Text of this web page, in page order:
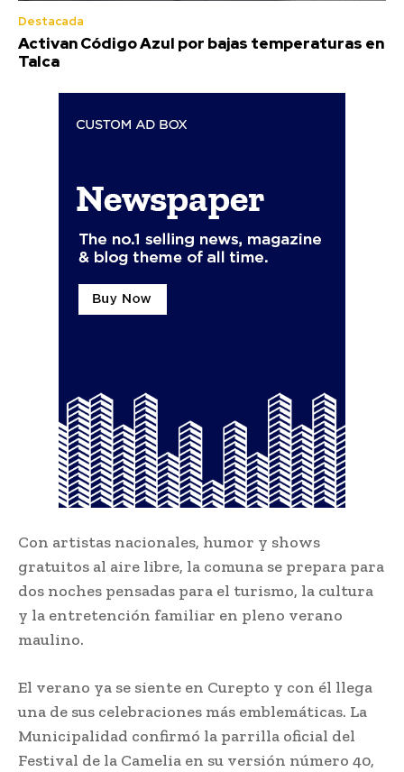
Destacada
Activan Código Azul por bajas temperaturas en
Talca
Con artistas nacionales, humor y shows
gratuitos al aire libre, la comuna se prepara para
dos noches pensadas para el turismo, la cultura
y la entretención familiar en pleno verano
maulino.
El verano ya se siente en Curepto y con él llega
una de sus celebraciones más emblemáticas. La
Municipalidad confirmó la parrilla oficial del
Festival de la Camelia en su versión número 40,